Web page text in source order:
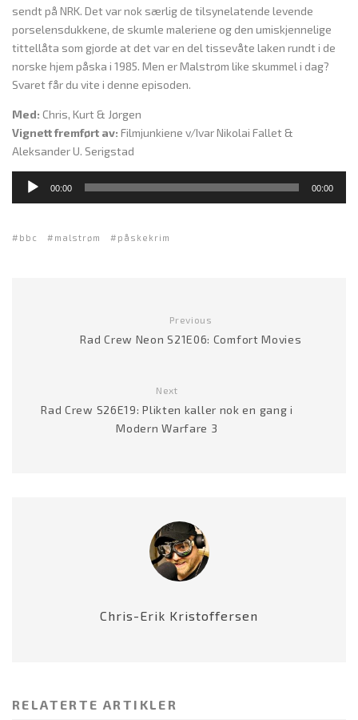
sendt på NRK. Det var nok særlig de tilsynelatende levende
porselensdukkene, de skumle maleriene og den umiskjennelige
tittellåta som gjorde at det var en del tissevåte laken rundt i de
norske hjem påska i 1985. Men er Malstrøm like skummel i dag?
Svaret får du vite i denne episoden.
Med: Chris, Kurt & Jørgen
Vignett fremført av: Filmjunkiene v/Ivar Nikolai Fallet &
Aleksander U. Serigstad
a
00:00 00:00
bbc malstrøm påskekrim
Previous
Rad Crew Neon S21E06: Comfort Movies
Next
Rad Crew S26E19: Plikten kaller nok en gang i
Modern Warfare 3
Chris-Erik Kristoffersen
RELATERTE ARTIKLER